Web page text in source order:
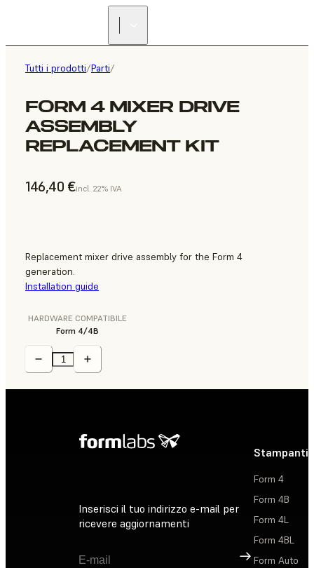
Tutti i prodotti/Parti/
FORM 4 MIXER DRIVE
ASSEMBLY
REPLACEMENT KIT
146,40 €incl. 22% IVA
Replacement mixer drive assembly for the Form 4
generation.
Installation guide
HARDWARE COMPATIBILE
Form 4/4B
Inserisci il tuo indirizzo e-mail per
ricevere aggiornamenti
Registrati
Stampanti
Form 4
Form 4B
Form 4L
Form 4BL
Form Auto